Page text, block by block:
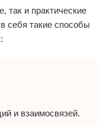
так и практические
себя такие способы
и взаимосвязей.